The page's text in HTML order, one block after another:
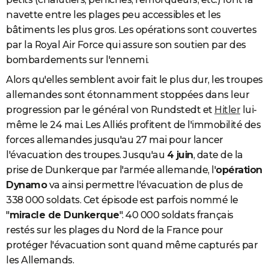
navette entre les plages peu accessibles et les
bâtiments les plus gros. Les opérations sont couvertes
par la Royal Air Force qui assure son soutien par des
bombardements sur l'ennemi.
Alors qu'elles semblent avoir fait le plus dur, les troupes
allemandes sont étonnamment stoppées dans leur
progression par le général von Rundstedt et Hitlerlui-
même le 24 mai. Les Alliés profitent de l'immobilité des
forces allemandes jusqu'au 27 mai pour lancer
l'évacuation des troupes. Jusqu'au 4 juin, date de la
prise de Dunkerque par l'armée allemande, l'opération
Dynamova ainsi permettre l'évacuation de plus de
338 000 soldats. Cet épisode est parfois nommé le
"miracle de Dunkerque". 40 000 soldats français
restés sur les plages du Nord de la France pour
protéger l'évacuation sont quand même capturés par
les Allemands.